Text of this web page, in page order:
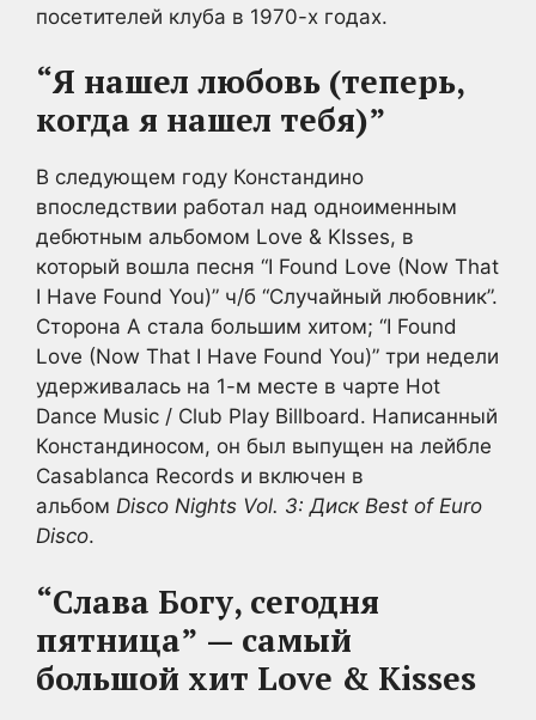
посетителей клуба в 1970-х годах.
“Я нашел любовь (теперь,
когда я нашел тебя)”
В следующем году Констандино
впоследствии работал над одноименным
дебютным альбомом Love & KIsses, в
который вошла песня “I Found Love (Now That
I Have Found You)” ч/б “Случайный любовник”.
Сторона A стала большим хитом; “I Found
Love (Now That I Have Found You)” три недели
удерживалась на 1-м месте в чарте Hot
Dance Music / Club Play Billboard. Написанный
Констандиносом, он был выпущен на лейбле
Casablanca Records и включен в
альбом Disco Nights Vol. 3: Диск Best of Euro
Disco.
“Слава Богу, сегодня
пятница” — самый
большой хит Love & Kisses